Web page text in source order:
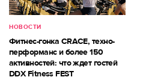
НОВОСТИ
Фитнес-гонка CRACE, техно-
перформанс и более 150
активностей: что ждет гостей
DDX Fitness FEST